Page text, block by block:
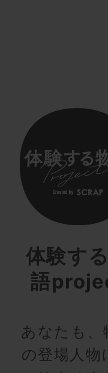
体験す
語
あなたも、
の登場人物